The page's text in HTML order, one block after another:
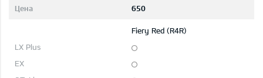
650
Fiery Red (R4R)